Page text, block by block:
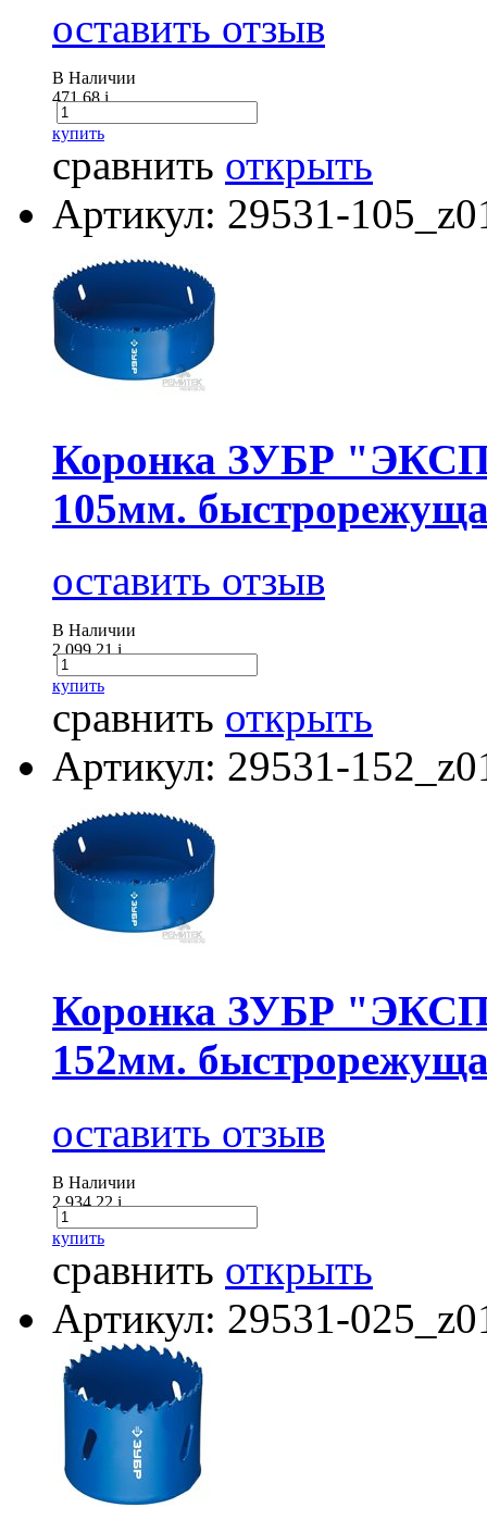
оставить отзыв
В Наличии
471.68i
купить
сравнить открыть
Артикул: 29531-
Коронка ЗУБР
105мм.
оставить отзыв
В Наличии
2 099.21i
купить
сравнить открыть
Артикул: 29531-
Коронка ЗУБР
152мм.
оставить отзыв
В Наличии
2 934.22i
купить
сравнить открыть
Артикул: 29531-